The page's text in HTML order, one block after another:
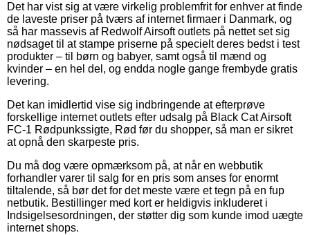
Det har vist sig at være virkelig problemfrit for enhver at finde
de laveste priser på tværs af internet firmaer i Danmark, og
så har massevis af Redwolf Airsoft outlets på nettet set sig
nødsaget til at stampe priserne på specielt deres bedst i test
produkter – til børn og babyer, samt også til mænd og
kvinder – en hel del, og endda nogle gange frembyde gratis
levering.
Det kan imidlertid vise sig indbringende at efterprøve
forskellige internet outlets efter udsalg på Black Cat Airsoft
FC-1 Rødpunkssigte, Rød før du shopper, så man er sikret
at opnå den skarpeste pris.
Du må dog være opmærksom på, at når en webbutik
forhandler varer til salg for en pris som anses for enormt
tiltalende, så bør det for det meste være et tegn på en fup
netbutik. Bestillinger med kort er heldigvis inkluderet i
Indsigelsesordningen, der støtter dig som kunde imod uægte
internet shops.